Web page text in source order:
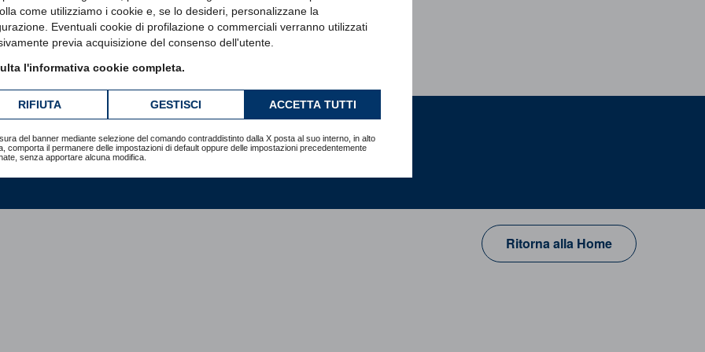
come utilizziamo i cookie e, se lo desideri, personalizzane la
Eventuali cookie di profilazione o commerciali verranno utilizzati
previa acquisizione del consenso dell'utente.
l'informativa cookie completa.
RIFIUTA GESTISCI ACCETTA TUTTI
del banner mediante selezione del comando contraddistinto dalla X posta al suo interno, in alto
comporta il permanere delle impostazioni di default oppure delle impostazioni precedentemente
senza apportare alcuna modifica.
tutti i servizi offerti da STEP Continua
Ritorna alla Home